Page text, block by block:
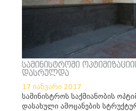
სამინისტროში
დასრულდა
17 იანვარი 2017
სამინისტროს საქმიანობის
დასახული ამოცანების